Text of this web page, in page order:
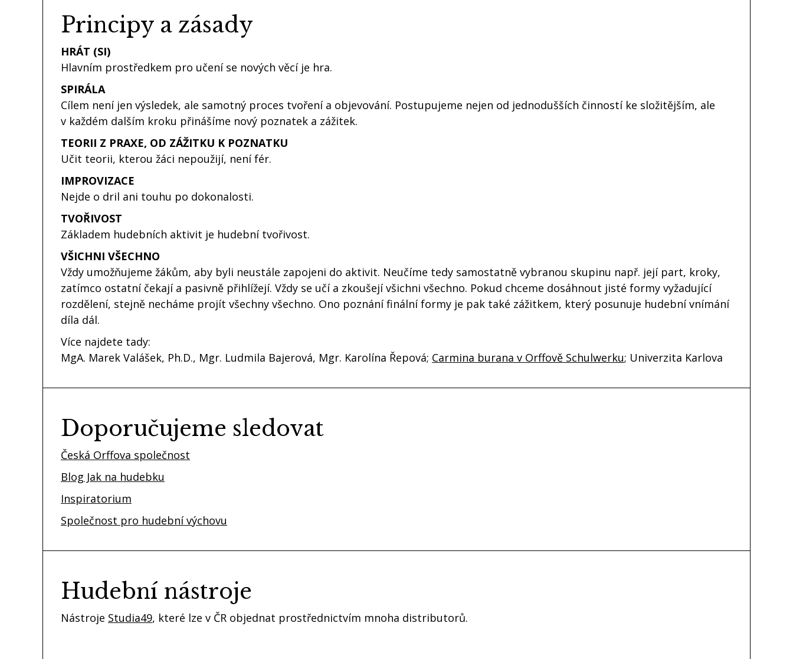
Principy a zásady
HRÁT (SI)
Hlavním prostředkem pro učení se nových věcí je hra.
SPIRÁLA
Cílem není jen výsledek, ale samotný proces tvoření a objevování. Postupujeme nejen od jednodušších činností ke složitějším, ale
v každém dalším kroku přinášíme nový poznatek a zážitek.
TEORII Z PRAXE, OD ZÁŽITKU K POZNATKU
Učit teorii, kterou žáci nepoužijí, není fér.
IMPROVIZACE
Nejde o dril ani touhu po dokonalosti.
TVOŘIVOST
Základem hudebních aktivit je hudební tvořivost.
VŠICHNI VŠECHNO
Vždy umožňujeme žákům, aby byli neustále zapojeni do aktivit. Neučíme tedy samostatně vybranou skupinu např. její part, kroky,
zatímco ostatní čekají a pasivně přihlížejí. Vždy se učí a zkoušejí všichni všechno. Pokud chceme dosáhnout jisté formy vyžadující
rozdělení, stejně necháme projít všechny všechno. Ono poznání finální formy je pak také zážitkem, který posunuje hudební vnímání
díla dál.
Více najdete tady:
MgA. Marek Valášek, Ph.D., Mgr. Ludmila Bajerová, Mgr. Karolína Řepová; Carmina burana v Orffově Schulwerku; Univerzita Karlova
Doporučujeme sledovat
Česká Orffova společnost
Blog Jak na hudebku
Inspiratorium
Společnost pro hudební výchovu
Hudební nástroje
Nástroje Studia49, které lze v ČR objednat prostřednictvím mnoha distributorů.